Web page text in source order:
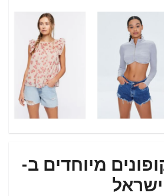
מיוחדים ב-